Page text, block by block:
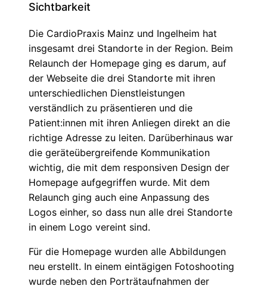
Sichtbarkeit
Die CardioPraxis Mainz und Ingelheim hat
insgesamt drei Standorte in der Region. Beim
Relaunch der Homepage ging es darum, auf
der Webseite die drei Standorte mit ihren
unterschiedlichen Dienstleistungen
verständlich zu präsentieren und die
Patient:innen mit ihren Anliegen direkt an die
richtige Adresse zu leiten. Darüberhinaus war
die geräteübergreifende Kommunikation
wichtig, die mit dem responsiven Design der
Homepage aufgegriffen wurde. Mit dem
Relaunch ging auch eine Anpassung des
Logos einher, so dass nun alle drei Standorte
in einem Logo vereint sind.
Für die Homepage wurden alle Abbildungen
neu erstellt. In einem eintägigen Fotoshooting
wurde neben den Porträtaufnahmen der